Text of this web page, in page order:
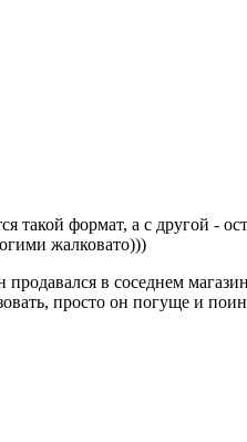
такой формат, а с другой -
жалковато)))
продавался в соседнем
просто он погуще и